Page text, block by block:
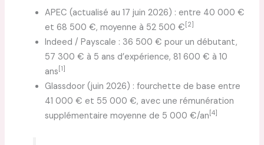
APEC (actualisé au 17 juin 2026) : entre 40 000 €
et 68 500 €, moyenne à 52 500 € [2]
Indeed / Payscale : 36 500 € pour un débutant,
57 300 € à 5 ans d’expérience, 81 600 € à 10
ans [1]
Glassdoor (juin 2026) : fourchette de base entre
41 000 € et 55 000 €, avec une rémunération
supplémentaire moyenne de 5 000 €/an [4]